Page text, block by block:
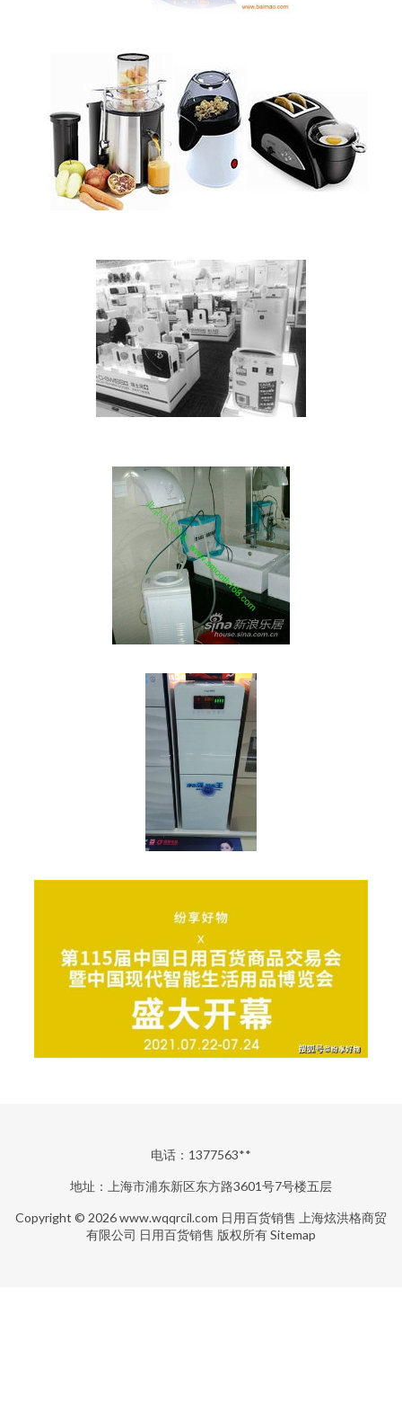
电话：1377563**
地址：上海市浦东新区东方路3601号7号楼五层
Copyright © 2026www.wqqrcil.com 日用百货销售
上海炫洪格商贸
有限公司 日用百货销售 版权所有Sitemap